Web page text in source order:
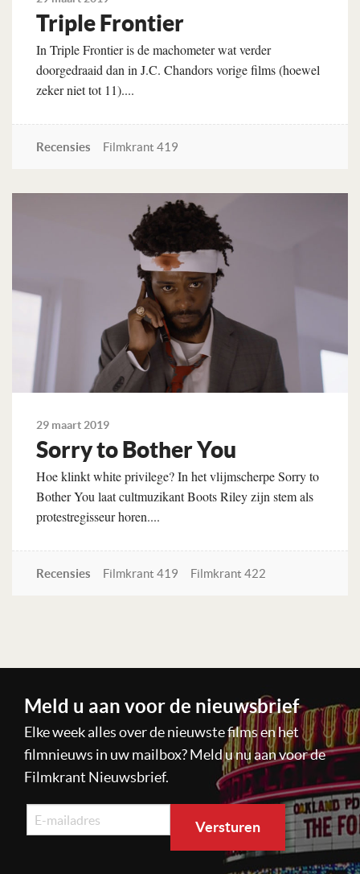
Triple Frontier
In Triple Frontier is de machometer wat verder
doorgedraaid dan in J.C. Chandors vorige films (hoewel
zeker niet tot 11)....
Recensies Filmkrant 419
Lees verder
29 maart 2019
Sorry to Bother You
Hoe klinkt white privilege? In het vlijmscherpe Sorry to
Bother You laat cultmuzikant Boots Riley zijn stem als
protestregisseur horen....
Recensies Filmkrant 419 Filmkrant 422
Meld u aan voor de nieuwsbrief
Elke week alles over de nieuwste films en het
filmnieuws in uw mailbox? Meld u nu aan voor de
Filmkrant Nieuwsbrief.